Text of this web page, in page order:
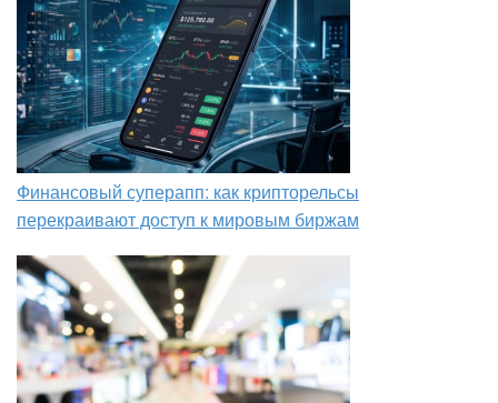
Финансовый суперапп: как крипторельсы
перекраивают доступ к мировым биржам